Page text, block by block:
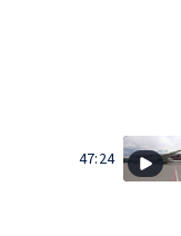
47:24